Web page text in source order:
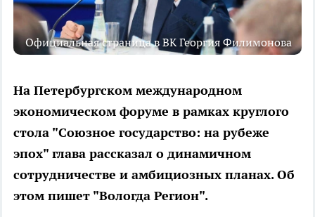
Официальная страница в ВК Георгия Филимонова
На Петербургском международном
экономическом форуме в рамках круглого
стола "Союзное государство: на рубеже
эпох" глава рассказал о динамичном
сотрудничестве и амбициозных планах. Об
этом пишет "Вологда Регион".